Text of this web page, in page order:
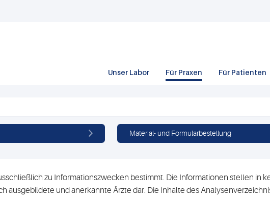
Unser Labor Für Praxen Für Patienten
Material- und Formularbestellung
zu Informationszwecken bestimmt. Die Informationen stellen in
ausgebildete und anerkannte Ärzte dar. Die Inhalte des